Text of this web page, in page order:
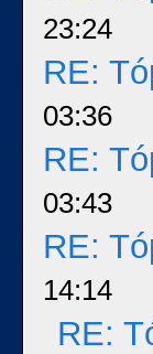
23:24
RE:
03:36
RE:
03:43
RE:
14:14
RE: